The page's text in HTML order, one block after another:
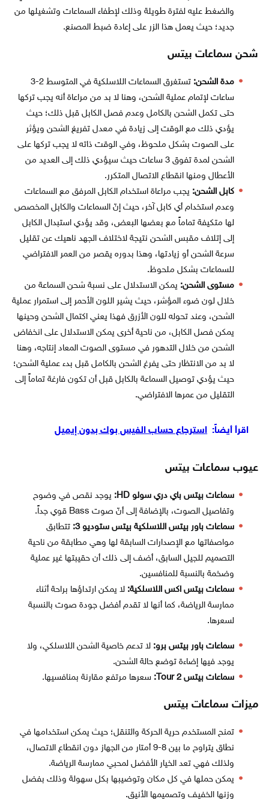
والضغط عليه لفترة طويلة وذلك لإطفاء السماعات وتشغيلها من
جديد؛ حيث يعمل هذا الزر على إعادة ضبط المصنع.
شحن سماعات بيتس
مدة الشحن:
تستغرق السماعات اللاسلكية في المتوسط 2-3
ساعات لإتمام عملية الشحن، وهنا لا بد من مراعاة أنه يجب تركها
حتى تكمل الشحن بالكامل وعدم فصل الكابل قبل ذلك؛ حيث
يؤدي ذلك مع الوقت إلى زيادة في معدل تفريغ الشحن ويؤثر
على الصوت بشكل ملحوظ، وفي الوقت ذاته لا يجب تركها على
الشحن لمدة تفوق 3 ساعات حيث سيؤدي ذلك إلى العديد من
الأعطال ومنها انقطاع الاتصال المتكرر.
كابل الشحن: يجب مراعاة استخدام الكابل المرفق مع السماعات
وعدم استخدام أي كابل آخر، حيث إنّ السماعات والكابل المخصص
لها متكيفة تماماً مع بعضها البعض، وقد يؤدي استبدال الكابل
إلى إتلاف مقبس الشحن نتيجة لاختلاف الجهد ناهيك عن تقليل
سرعة الشحن أو زيادتها، وهذا بدوره يقصر من العمر الافتراضي
للسماعات بشكل ملحوظ.
مستوى الشحن: يمكن الاستدلال على نسبة شحن السماعة من
خلال لون ضوء المؤشر، حيث يشير اللون الأحمر إلى استمرار عملية
الشحن، وعند تحوله للون الأزرق فهذا يعني اكتمال الشحن وحينها
يمكن فصل الكابل، من ناحية أخرى يمكن الاستدلال على انخفاض
الشحن من خلال التدهور في مستوى الصوت المعاد إنتاجه، وهنا
لا بد من الانتظار حتى يفرغ الشحن بالكامل قبل بدء عملية الشحن؛
حيث يؤدي توصيل السماعة بالكابل قبل أن تكون فارغة تماماً إلى
التقليل من عمرها الافتراضي.
اقرأ أيضاً: استرجاع حساب الفيس بوك بدون إيميل
عيوب سماعات بيتس
سماعات بيتس باي دري سولو HD:
يوجد نقص في وضوح
وتفاصيل الصوت، بالإضافة إلى أنّ صوت Bass قوي جداً.
سماعات باور بيتس اللاسلكية بيتس ستوديو 3:
تتطابق
مواصفاتها مع الإصدارات السابقة لها وهي مطابقة من ناحية
التصميم للجيل السابق، أضف إلى ذلك أن حقيبتها غير عملية
وضخمة بالنسبة للمنافسين.
سماعات بيتس اكس اللاسلكية: لا يمكن ارتداؤها براحة أثناء
ممارسة الرياضة، كما أنها لا تقدم أفضل جودة صوت بالنسبة
لسعرها.
سماعات باور بيتس برو: لا تدعم خاصية الشحن اللاسلكي، ولا
يوجد فيها إضاءة توضع حالة الشحن.
سماعات بيتس Tour 2:
سعرها مرتفع مقارنة بمنافسيها.
ميزات سماعات بيتس
تمنح المستخدم حرية الحركة والتنقل؛ حيث يمكن استخدامها في
نطاق يتراوح ما بين 8-9 أمتار من الجهاز دون انقطاع الاتصال،
ولذلك فهي تعد الخيار الأفضل لمحبي ممارسة الرياضة.
يمكن حملها في كل مكان وتوضيبها بكل سهولة وذلك بفضل
وزنها الخفيف وتصميمها الأنيق.